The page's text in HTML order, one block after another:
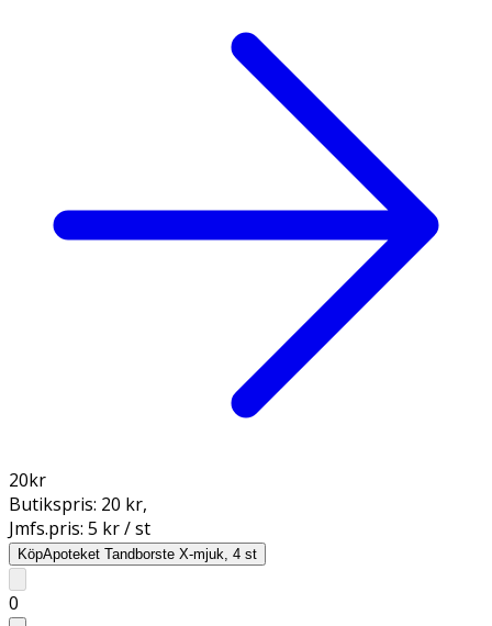
20kr
Butikspris: 20 kr,
Jmfs.pris: 5 kr / st
KöpApoteket Tandborste X-mjuk, 4 st
0